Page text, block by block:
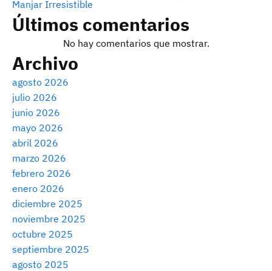
Manjar Irresistible
Últimos comentarios
No hay comentarios que mostrar.
Archivo
agosto 2026
julio 2026
junio 2026
mayo 2026
abril 2026
marzo 2026
febrero 2026
enero 2026
diciembre 2025
noviembre 2025
octubre 2025
septiembre 2025
agosto 2025